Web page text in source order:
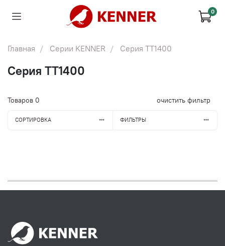
0
Главная Серии KENNER Серия TT1400
Серия TT1400
Товаров 0 очистить фильтр
СОРТИРОВКА ФИЛЬТРЫ